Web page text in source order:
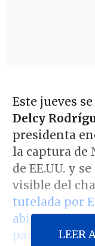
Este jueves
Delcy
presidenta
la captura de
de EE.UU. y
visible del
tutelada por
abierto el
país.
LEER